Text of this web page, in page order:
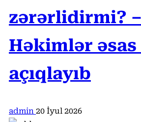
zərərlidirmi? –
Həkimlər
açıqlayıb
admin 20 İyul 2026